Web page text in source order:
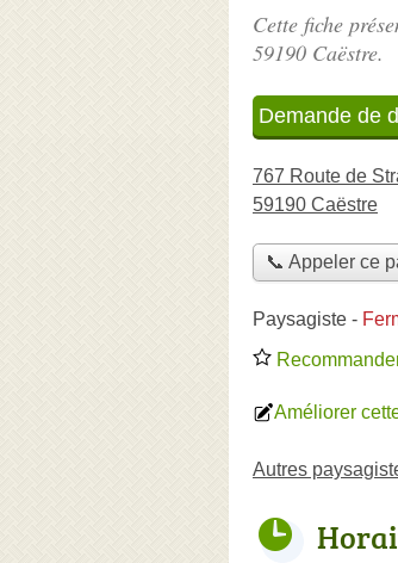
Cette fiche
59190 Caëstre.
Demande de
767 Route de
59190 Caëstre
📞 Appeler ce
Paysagiste -
Améliorer
Autres